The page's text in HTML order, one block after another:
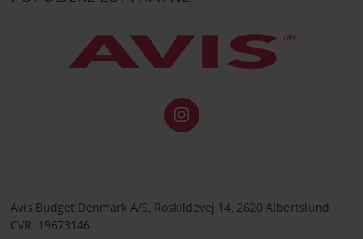
Avis Budget Denmark A/S, Roskildevej 14, 2620 Albertslund,
CVR: 19673146